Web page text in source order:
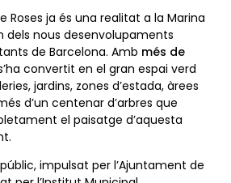
Roses ja és una realitat a la Marina
dels nous desenvolupaments
de Barcelona. Amb més de
convertit en el gran espai verd
jardins, zones d’estada, àrees
d’un centenar d’arbres que
el paisatge d’aquesta
impulsat per l’Ajuntament de